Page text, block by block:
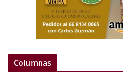
Columnas